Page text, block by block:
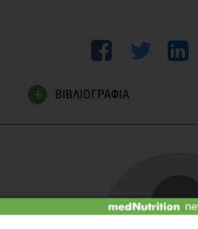
ΒΙΒΛΙΟΓΡΑΦΙΑ